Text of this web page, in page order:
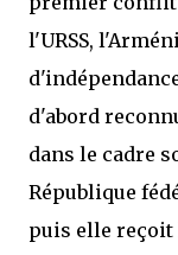
l'URSS,
d'abord
dans le cadre
République
puis elle reçoit